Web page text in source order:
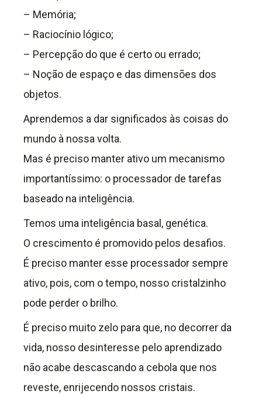
– Memória;
– Raciocínio lógico;
– Percepção do que é certo ou errado;
– Noção de espaço e das dimensões dos
objetos.
Aprendemos a dar significados às coisas do
mundo à nossa volta.
Mas é preciso manter ativo um mecanismo
importantíssimo: o processador de tarefas
baseado na inteligência.
Temos uma inteligência basal, genética.
O crescimento é promovido pelos desafios.
É preciso manter esse processador sempre
ativo, pois, com o tempo, nosso cristalzinho
pode perder o brilho.
É preciso muito zelo para que, no decorrer da
vida, nosso desinteresse pelo aprendizado
não acabe descascando a cebola que nos
reveste, enrijecendo nossos cristais.